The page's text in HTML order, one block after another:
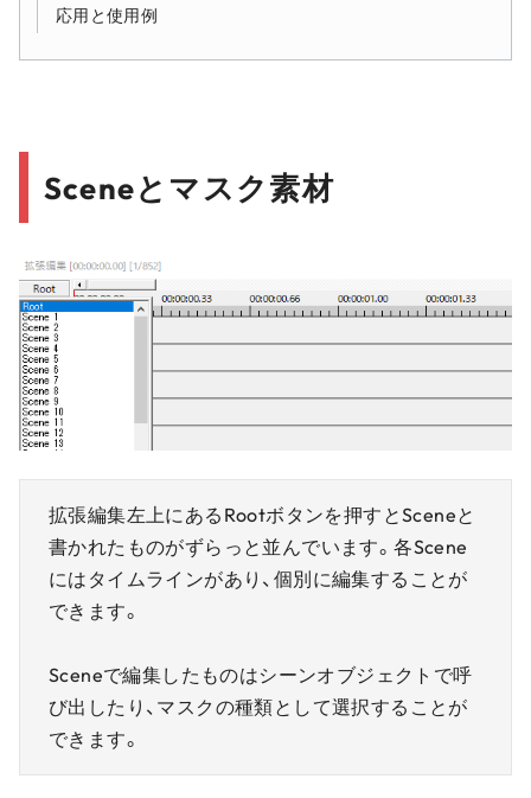
応用と使用例
Sceneとマスク素材
拡張編集左上にあるRootボタンを押すとSceneと
書かれたものがずらっと並んでいます。各Scene
にはタイムラインがあり、個別に編集することが
できます。
Sceneで編集したものはシーンオブジェクトで呼
び出したり、マスクの種類として選択することが
できます。